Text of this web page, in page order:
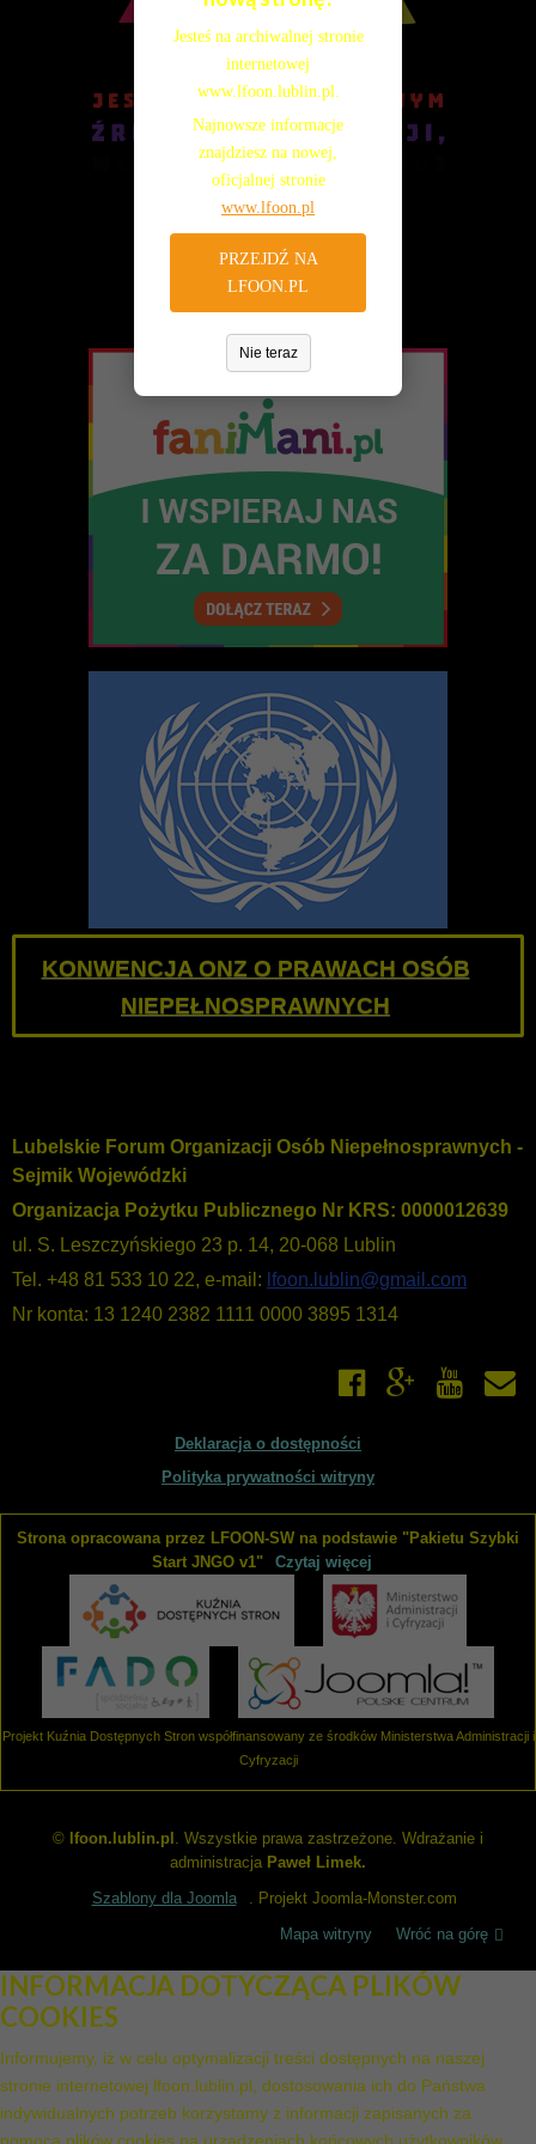
WIĘCEJ O: PROGRAMY DZIAŁANIA
Podstawą gospodarki finansowej Fundacji PCJ Otwarte Źródła
są roczne plany finansowe przedkładane do uchwalenia Radzie
przez Zarząd Fundacji. W tym dziale udostępniane są plany
i sprawozdania finansowe Fundacji.
W tym dziale zgromadzone są dokumenty sprawozdawcze
Fundacji - roczne sprawozdania merytoryczne oraz raporty
z realizacji programów i projektów. Aby zapoznać się
z udostępnionymi w BIP dokumentami, należy skorzystać
z odsyłaczy poniżej. Aby przeglądać inne działy BIP, prosimy
wybrać odpowiednie łącze z bocznego menu.
WIĘCEJ O: SPRAWOZDANIA I RAPORTY
KONWENCJA ONZ O PRAWACH OSÓB
NIEPEŁNOSPRAWNYCH
Lubelskie Forum Organizacji Osób Niepełnosprawnych -
Sejmik Wojewódzki
Organizacja Pożytku Publicznego Nr KRS: 0000012639
ul. S. Leszczyńskiego 23 p. 14, 20-068 Lublin
Tel. +48 81 533 10 22, e-mail: lfoon.lublin@gmail.com
Nr konta: 13 1240 2382 1111 0000 3895 1314
Deklaracja o dostępności
Polityka prywatności witryny
Strona opracowana przez LFOON-SW na podstawie "Pakietu Szybki
Start JNGO v1"
Czytaj więcej
Projekt Kuźnia Dostępnych Stron współfinansowany ze środków Ministerstwa Administracji i
Cyfryzacji
© lfoon.lublin.pl . Wszystkie prawa zastrzeżone. Wdrażanie i
administracja Paweł Limek.
Szablony dla Joomla
. Projekt Joomla-Monster.com
Mapa witryny
Wróć na górę
INFORMACJA DOTYCZĄCA PLIKÓW
COOKIES
Informujemy, iż w celu optymalizacji treści dostępnych na naszej
stronie internetowej lfoon.lublin.pl, dostosowania ich do Państwa
indywidualnych potrzeb korzystamy z informacji zapisanych za
Jesteś na archiwalnej stronie
internetowej
www.lfoon.lublin.pl.
Najnowsze informacje
znajdziesz na nowej,
oficjalnej stronie
www.lfoon.pl
PRZEJDŹ NA
LFOON.PL
Nie teraz